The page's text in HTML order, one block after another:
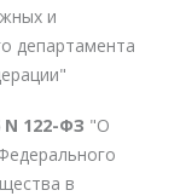
и
департамента
122-ФЗ "О
в